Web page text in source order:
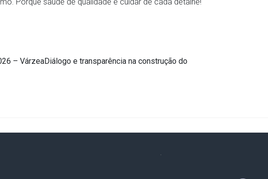
– VárzeaDiálogo e transparência na construção do